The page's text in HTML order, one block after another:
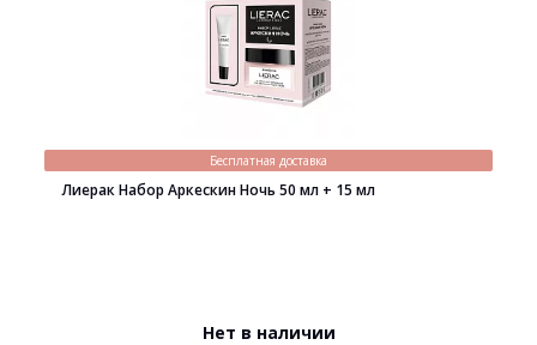
Бесплатная доставка
Лиерак Набор Аркескин Ночь 50 мл + 15 мл
Нет в наличии